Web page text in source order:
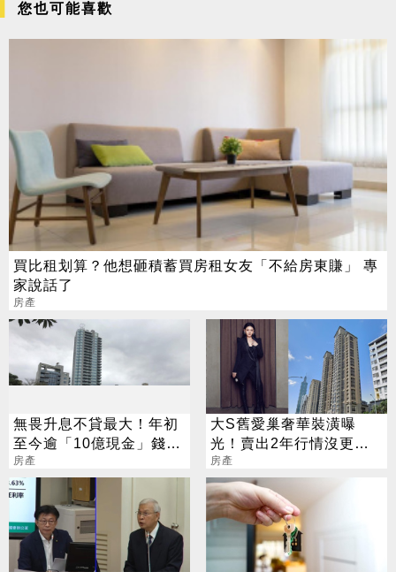
您也可能喜歡
買比租划算？他想砸積蓄買房租女友「不給房東賺」 專
家說話了
房產
無畏升息不貸最大！年初
至今逾「10億現金」錢進
豪宅
房產
大S舊愛巢奢華裝潢曝
光！賣出2年行情沒更好
原因揭密
房產